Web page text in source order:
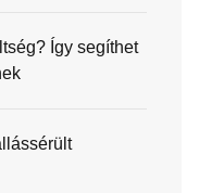
Így segíthet